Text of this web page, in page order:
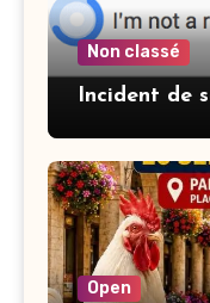
Non classé
Incident de
Open